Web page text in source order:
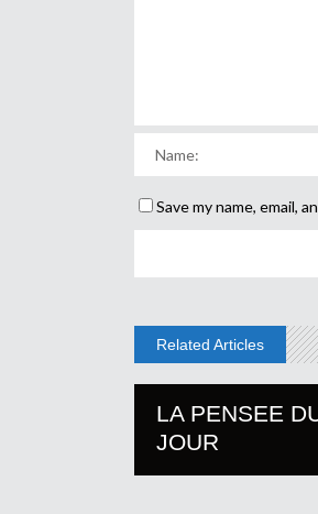
Save my name, email,
Related Articles
LA PENSEE
JOUR